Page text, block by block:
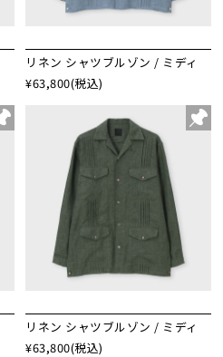
リネン シャツブルゾン / ミディ
¥63,800(税込)
リネン シャツブルゾン / ミディ
¥63,800(税込)